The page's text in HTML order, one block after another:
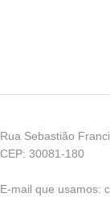
Rua Sebastião
CEP: 30081-180
E-mail que usamos: